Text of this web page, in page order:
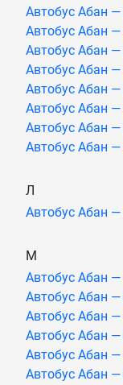
Автобус Абан —
Автобус Абан —
Автобус Абан —
Автобус Абан —
Автобус Абан —
Автобус Абан —
Автобус Абан —
Автобус Абан —
Л
Автобус Абан —
М
Автобус Абан —
Автобус Абан —
Автобус Абан —
Автобус Абан —
Автобус Абан —
Автобус Абан —